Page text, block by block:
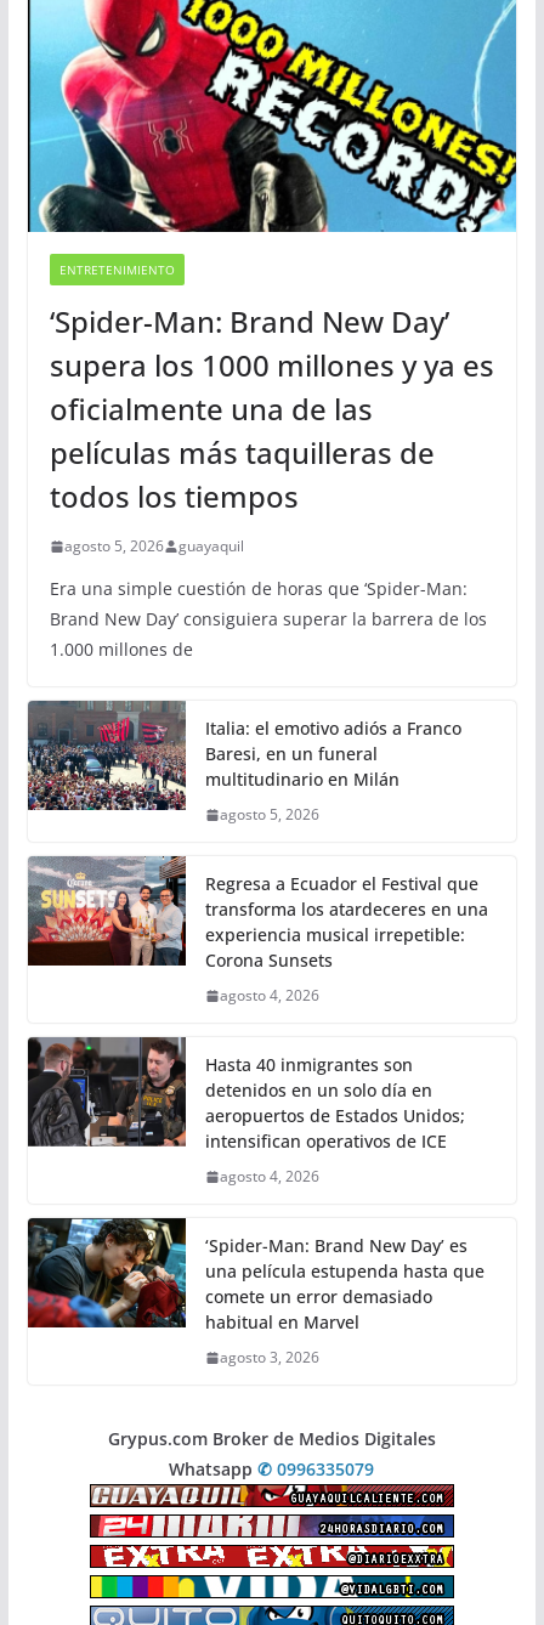
ENTRETENIMIENTO
‘Spider-Man: Brand New Day’
supera los 1000 millones y ya es
oficialmente una de las
películas más taquilleras de
todos los tiempos
agosto 5, 2026 guayaquil
Era una simple cuestión de horas que ‘Spider-Man:
Brand New Day’ consiguiera superar la barrera de los
1.000 millones de
Italia: el emotivo adiós a Franco
Baresi, en un funeral
multitudinario en Milán
agosto 5, 2026
Regresa a Ecuador el Festival que
transforma los atardeceres en una
experiencia musical irrepetible:
Corona Sunsets
agosto 4, 2026
Hasta 40 inmigrantes son
detenidos en un solo día en
aeropuertos de Estados Unidos;
intensifican operativos de ICE
agosto 4, 2026
‘Spider-Man: Brand New Day’ es
una película estupenda hasta que
comete un error demasiado
habitual en Marvel
agosto 3, 2026
Grypus.com Broker de Medios Digitales
Whatsapp✆ 0996335079